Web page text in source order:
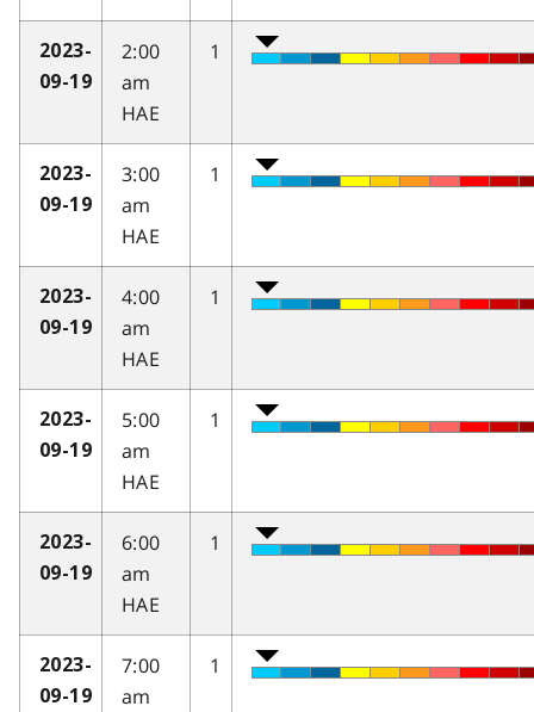
2023-
09-19
2:00
am
HAE
1
2023-
09-19
3:00
am
HAE
1
2023-
09-19
4:00
am
HAE
1
2023-
09-19
5:00
am
HAE
1
2023-
09-19
6:00
am
HAE
1
2023-
09-19
7:00
am
1